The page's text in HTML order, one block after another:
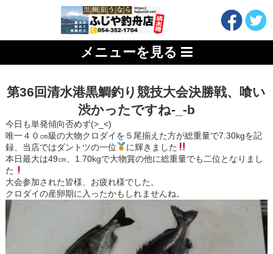
メニューを見る
第36回清水港黒鯛釣り競技大会決勝戦、喰い
渋かったですね-_-b
今日も単発傾向否めず(>_<)
唯一４０㎝級の大物クロダイを５尾揃えた方が総重量で7.30kgを記
録、当店ではダントツの一位
に輝きました
本日最大は49㎝、1.70kgで大物賞の他に総重量でも二位となりまし
た
大会参加された皆様、お疲れ様でした。
クロダイの産卵期に入ったかもしれませんね。